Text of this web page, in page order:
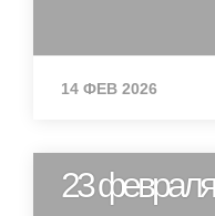
14 ФЕВ 2026
23 февраля